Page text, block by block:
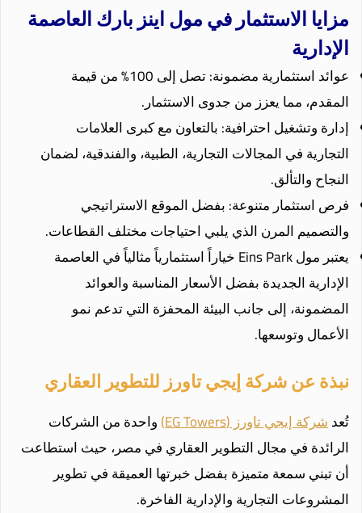
مزايا الاستثمار في مول اينز بارك العاصمة
الإدارية
عوائد استثمارية مضمونة: تصل إلى 100% من قيمة
المقدم، مما يعزز من جدوى الاستثمار.
إدارة وتشغيل احترافية: بالتعاون مع كبرى العلامات
التجارية في المجالات التجارية، الطبية، والفندقية، لضمان
النجاح والتألق.
فرص استثمار متنوعة: بفضل الموقع الاستراتيجي
والتصميم المرن الذي يلبي احتياجات مختلف القطاعات.
يعتبر مول Eins Park خياراً استثمارياً مثالياً في العاصمة
الإدارية الجديدة بفضل الأسعار المناسبة والعوائد
المضمونة، إلى جانب البيئة المحفزة التي تدعم نمو
الأعمال وتوسعها.
نبذة عن شركة إيجي تاورز للتطوير العقاري
تُعدشركة إيجي تاورز (EG Towers)
واحدة من الشركات
الرائدة في مجال التطوير العقاري في مصر، حيث استطاعت
أن تبني سمعة متميزة بفضل خبرتها العميقة في تطوير
المشروعات التجارية والإدارية الفاخرة.